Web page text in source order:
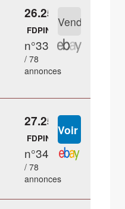
26.25 €
FDPIN
n°33
/ 78
annonces
27.25 €
FDPIN
n°34
/ 78
annonces